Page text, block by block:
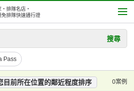
排隊名店・
免排隊快速通行證
搜尋
Pass
目前所在位置的鄰近程度排序 0案例